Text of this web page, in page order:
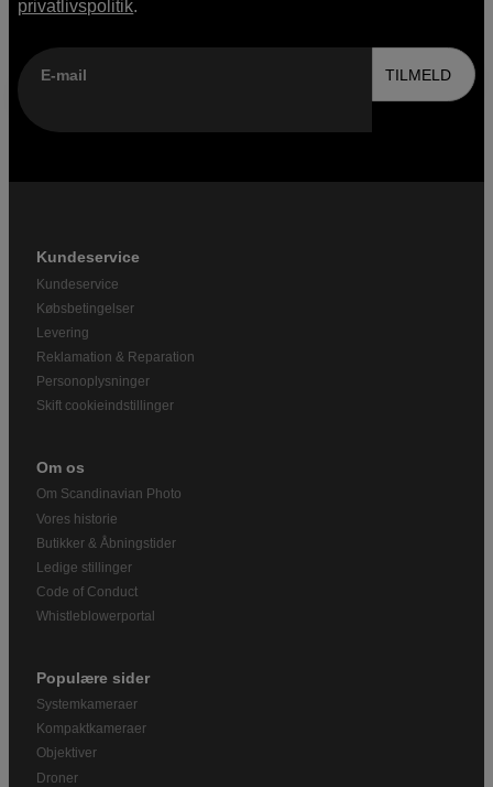
privatlivspolitik.
E-mail TILMELD
Kundeservice
Kundeservice
Købsbetingelser
Levering
Reklamation & Reparation
Personoplysninger
Skift cookieindstillinger
Om os
Om Scandinavian Photo
Vores historie
Butikker & Åbningstider
Ledige stillinger
Code of Conduct
Whistleblowerportal
Populære sider
Systemkameraer
Kompaktkameraer
Objektiver
Droner